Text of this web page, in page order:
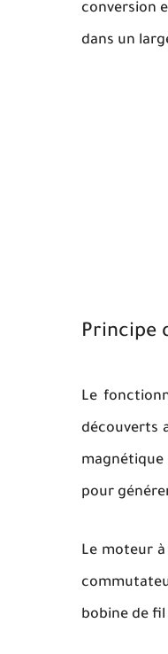
conversion
dans un
Principe
Le
découverts
magnétique
pour
Le moteur
bobine de